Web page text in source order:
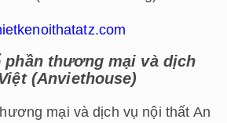
phần thương mại và dịch
(Anviethouse)
mại và dịch vụ nội thất An